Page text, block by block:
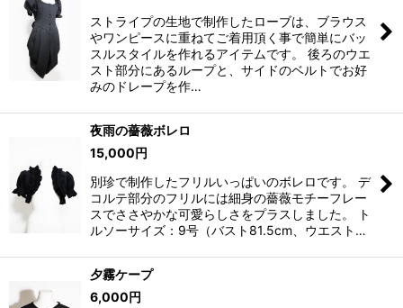
ストライプの生地で制作したローブは、ブラウス
やワンピースに重ねてご着用頂く事で簡単にバッ
スルスタイルを作れるアイテムです。 後ろのウエ
スト部分にあるループと、サイドのベルトでお好
みのドレープを作…
夜雨の薔薇ボレロ
15,000円
別珍で制作したフリルいっぱいのボレロです。 デ
コルテ部分のフリルには細身の薔薇モチーフレー
スでささやかな可愛らしさをプラスしました。 ト
ルソーサイズ：9号（バスト81.5cm、ウエスト…
夕霧ケープ
6,000円